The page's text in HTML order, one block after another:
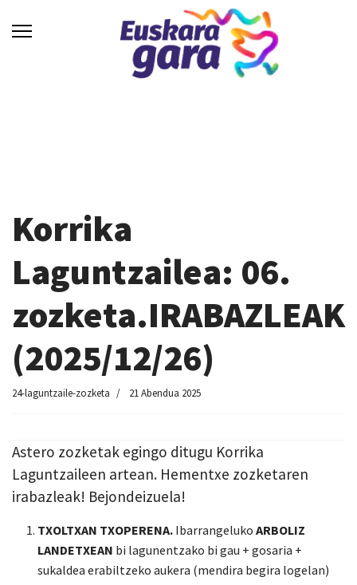
Korrika
Laguntzailea: 06.
zozketa.IRABAZLEAK
(2025/12/26)
24-laguntzaile-zozketa 21 Abendua 2025
Astero zozketak egingo ditugu Korrika
Laguntzaileen artean. Hementxe zozketaren
irabazleak! Bejondeizuela!
TXOLTXAN TXOPERENA. Ibarrangeluko ARBOLIZ
LANDETXEAN bi lagunentzako bi gau + gosaria +
sukaldea erabiltzeko aukera (mendira begira logelan)